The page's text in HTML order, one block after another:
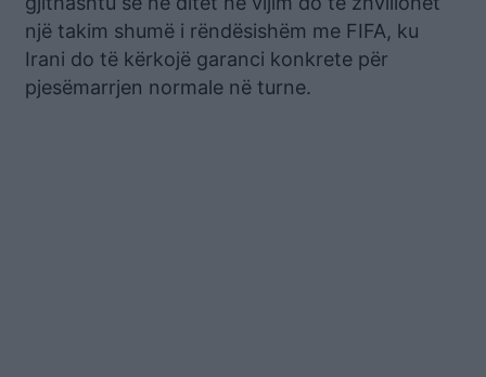
një takim shumë i rëndësishëm me FIFA, ku
Irani do të kërkojë garanci konkrete për
pjesëmarrjen normale në turne.